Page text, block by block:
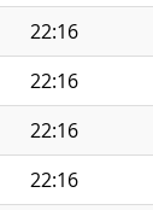
22:16
22:16
22:16
22:16